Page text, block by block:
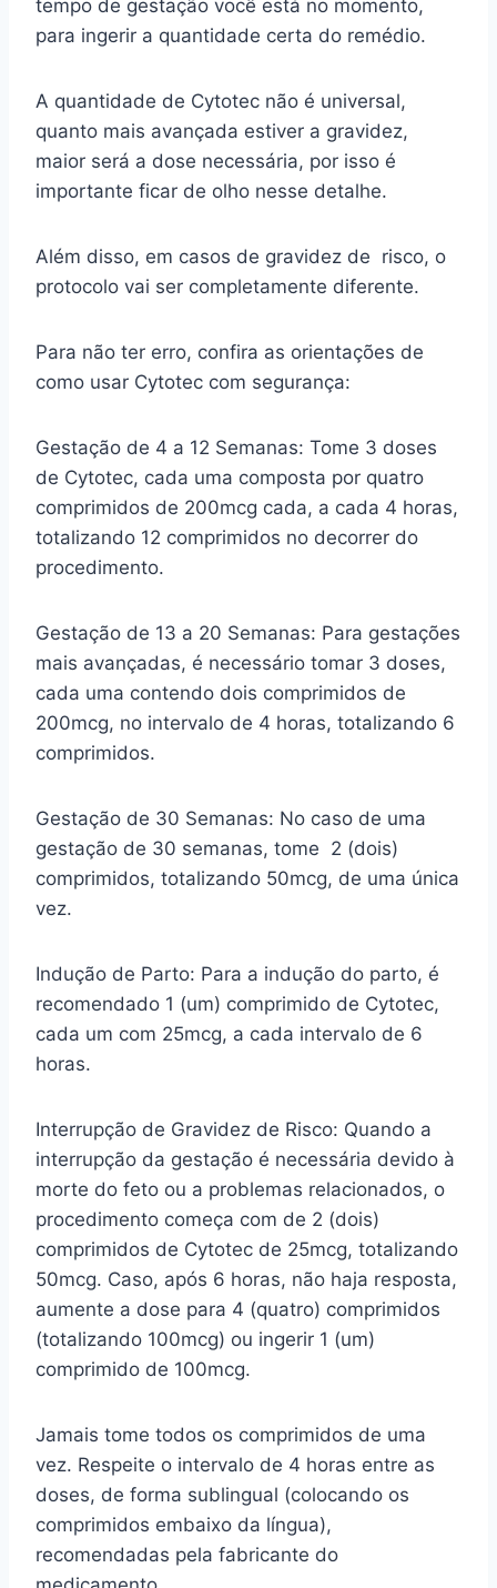
tempo de gestação você está no momento,
para ingerir a quantidade certa do remédio.
A quantidade de Cytotec não é universal,
quanto mais avançada estiver a gravidez,
maior será a dose necessária, por isso é
importante ficar de olho nesse detalhe.
Além disso, em casos de gravidez de risco, o
protocolo vai ser completamente diferente.
Para não ter erro, confira as orientações de
como usar Cytotec com segurança:
Gestação de 4 a 12 Semanas: Tome 3 doses
de Cytotec, cada uma composta por quatro
comprimidos de 200mcg cada, a cada 4 horas,
totalizando 12 comprimidos no decorrer do
procedimento.
Gestação de 13 a 20 Semanas: Para gestações
mais avançadas, é necessário tomar 3 doses,
cada uma contendo dois comprimidos de
200mcg, no intervalo de 4 horas, totalizando 6
comprimidos.
Gestação de 30 Semanas: No caso de uma
gestação de 30 semanas, tome 2 (dois)
comprimidos, totalizando 50mcg, de uma única
vez.
Indução de Parto: Para a indução do parto, é
recomendado 1 (um) comprimido de Cytotec,
cada um com 25mcg, a cada intervalo de 6
horas.
Interrupção de Gravidez de Risco: Quando a
interrupção da gestação é necessária devido à
morte do feto ou a problemas relacionados, o
procedimento começa com de 2 (dois)
comprimidos de Cytotec de 25mcg, totalizando
50mcg. Caso, após 6 horas, não haja resposta,
aumente a dose para 4 (quatro) comprimidos
(totalizando 100mcg) ou ingerir 1 (um)
comprimido de 100mcg.
Jamais tome todos os comprimidos de uma
vez. Respeite o intervalo de 4 horas entre as
doses, de forma sublingual (colocando os
comprimidos embaixo da língua),
recomendadas pela fabricante do